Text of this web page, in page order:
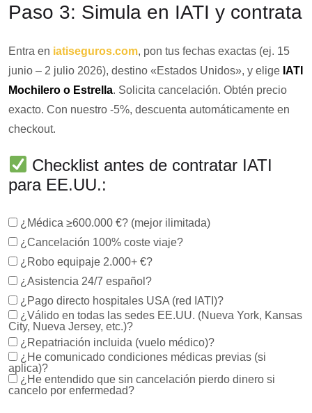
Paso 3: Simula en IATI y contrata
Entra en iatiseguros.com, pon tus fechas exactas (ej. 15
junio – 2 julio 2026), destino «Estados Unidos», y elige IATI
Mochilero o Estrella. Solicita cancelación. Obtén precio
exacto. Con nuestro -5%, descuenta automáticamente en
checkout.
Checklist antes de contratar IATI
para EE.UU.:
¿Médica ≥600.000 €? (mejor ilimitada)
¿Cancelación 100% coste viaje?
¿Robo equipaje 2.000+ €?
¿Asistencia 24/7 español?
¿Pago directo hospitales USA (red IATI)?
¿Válido en todas las sedes EE.UU. (Nueva York, Kansas
City, Nueva Jersey, etc.)?
¿Repatriación incluida (vuelo médico)?
¿He comunicado condiciones médicas previas (si
aplica)?
¿He entendido que sin cancelación pierdo dinero si
cancelo por enfermedad?